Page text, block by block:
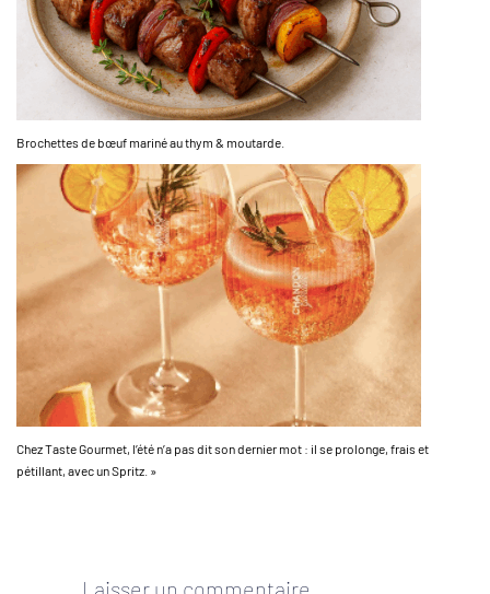
Brochettes de bœuf mariné au thym & moutarde.
Chez Taste Gourmet, l’été n’a pas dit son dernier mot : il se prolonge, frais et
pétillant, avec un Spritz. »
Laisser un commentaire